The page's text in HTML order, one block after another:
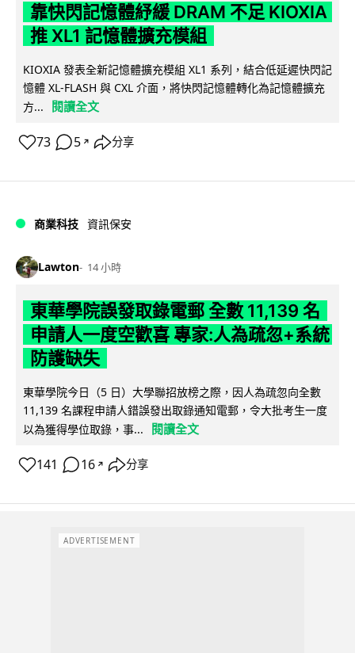
靠快閃記憶體紓緩 DRAM 不足 KIOXIA
推 XL1 記憶體擴充模組
KIOXIA 發表全新記憶體擴充模組 XL1 系列，結合低延遲快閃記
憶體 XL-FLASH 與 CXL 介面，將快閃記憶體轉化為記憶體擴充
方...
閱讀全文
73 5 ↗ 分享
商業科技 資訊保安
Lawton 14 小時
東華學院誤發取錄電郵 全數 11,139 名
申請人一度空歡喜 專家:人為疏忽+系統
防護缺失
東華學院今日（5 日）大學聯招放榜之際，因人為疏忽向全數
11,139 名課程申請人錯誤發出取錄通知電郵，令大批考生一度
以為獲得學位取錄，事...
閱讀全文
141 16 ↗ 分享
ADVERTISEMENT